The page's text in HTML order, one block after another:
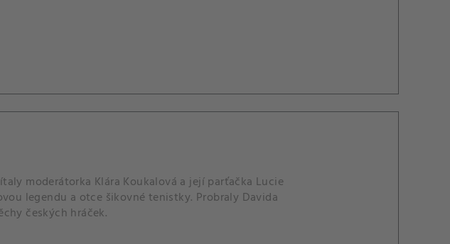
moderátorka Klára Koukalová a její parťačka Lucie
legendu a otce šikovné tenistky. Probraly Davida
českých hráček.